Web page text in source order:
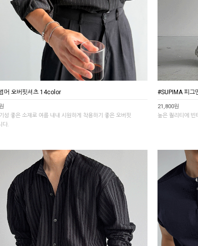
머 오버핏셔츠 14color
성 좋은 소재로 여름 내내 시원하게 착용하기 좋은 오버핏
다.
#SUPIMA 피그
21,800원
높은 퀄리티에 빈